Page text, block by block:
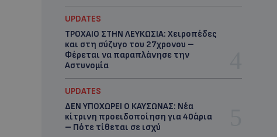
UPDATES
ΤΡΟΧΑΙΟ ΣΤΗΝ ΛΕΥΚΩΣΙΑ: Χειροπέδες
και στη σύζυγο του 27χρονου –
Φέρεται να παραπλάνησε την
Αστυνομία
UPDATES
ΔΕΝ ΥΠΟΧΩΡΕΙ Ο ΚΑΥΣΩΝΑΣ: Νέα
κίτρινη προειδοποίηση για 40άρια
– Πότε τίθεται σε ισχύ